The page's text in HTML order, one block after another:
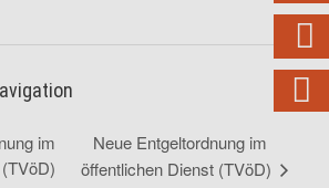
im
Neue Entgeltordnung im
öffentlichen Dienst (TVöD)

